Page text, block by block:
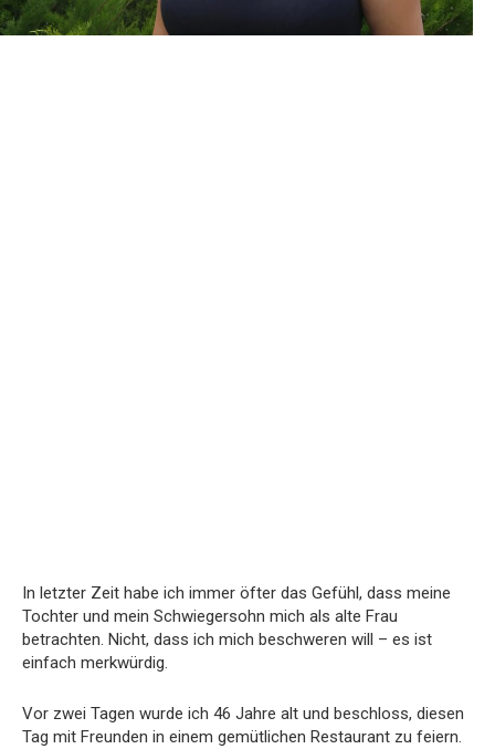
In letzter Zeit habe ich immer öfter das Gefühl, dass meine
Tochter und mein Schwiegersohn mich als alte Frau
betrachten. Nicht, dass ich mich beschweren will – es ist
einfach merkwürdig.
Vor zwei Tagen wurde ich 46 Jahre alt und beschloss, diesen
Tag mit Freunden in einem gemütlichen Restaurant zu feiern.